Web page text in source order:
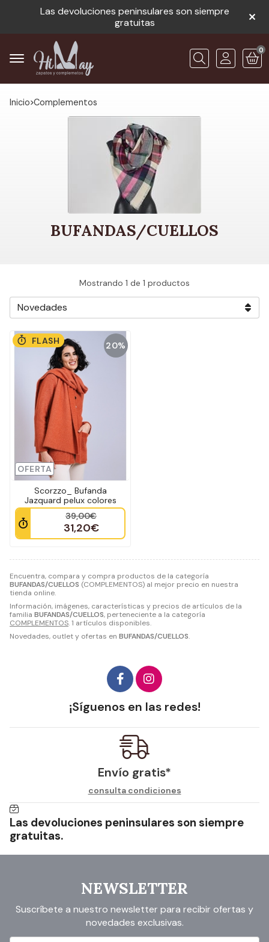
Las devoluciones peninsulares son siempre
gratuitas
Buscar
0
Inicio complementos
BUFANDAS/CUELLOS
Encuentra, compara y compra productos de la categoría
BUFANDAS/CUELLOS (COMPLEMENTOS) al mejor precio en nuestra
tienda online.
Información, imágenes, características y precios de artículos de la
familia BUFANDAS/CUELLOS, perteneciente a la categoría
COMPLEMENTOS. 1 artículos disponibles.
Novedades, outlet y ofertas en BUFANDAS/CUELLOS.
Mostrando 1 de 1 productos
20%
OFERTA
FLASH
Scorzzo_ Bufanda
Jazquard pelux colores
39,00€
31,20€
¡Síguenos en las redes!
Envío gratis*
consulta condiciones
Las devoluciones peninsulares son siempre
gratuitas.
NEWSLETTER
Suscríbete a nuestro newsletter para recibir ofertas y
novedades exclusivas.